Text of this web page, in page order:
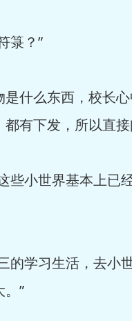
箓？”
么东西，校长心
有下发，所以直接
小世界基本上已
学习生活，去小
”